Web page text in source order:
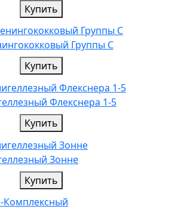
Купить
Группы С
Купить
Флекснера 1-5
Купить
Зонне
Купить